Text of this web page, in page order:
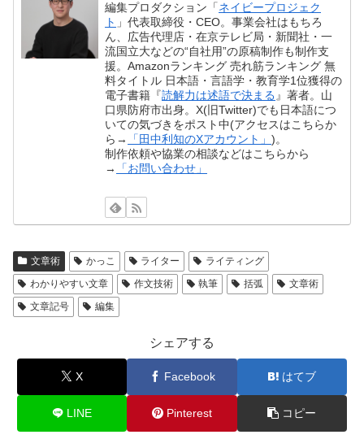
編集プロダクション「ネイビープロジェク
ト 」代表取締役・CEO。事業会社はもちろ
ん、広告代理店・在京テレビ局・新聞社・一
流国立大などの“自社用”の原稿制作も制作支
援。Amazonランキング 売れ筋ランキング 無
料タイトル 日本語・言語学・教育学1位獲得の
電子書籍『読解力は述語で決まる 』著者。山
口県防府市出身。X(旧Twitter)でも日本語につ
いての気づきをポスト中(アクセスはこちらか
ら→
「田中利知のXアカウント」)。
制作依頼や協業の相談などはこちらから
→
「お問い合わせ」
文章術 かっこ ライター
ライティング
わかりやすい文章
作文技術 執筆 括弧
文章術
文章記号
編集
シェアする
X Facebook はてブ
LINE Pinterest コピー